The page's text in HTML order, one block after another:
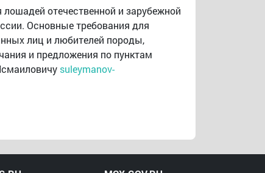
отечественной и зарубежной
Основные требования для
лиц и любителей породы,
и предложения по пунктам
suleymanov-